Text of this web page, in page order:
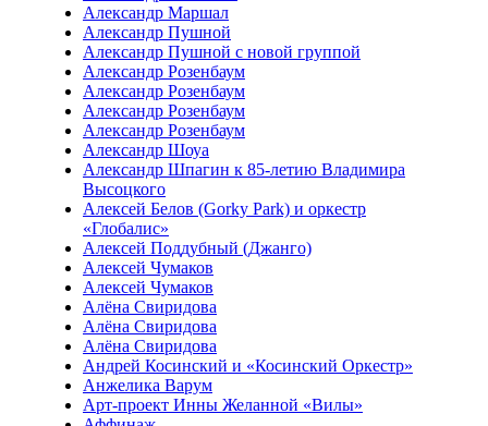
Александр Маршал
Александр Пушной
Александр Пушной с новой группой
Александр Розенбаум
Александр Розенбаум
Александр Розенбаум
Александр Розенбаум
Александр Шоуа
Александр Шпагин к 85-летию Владимира
Высоцкого
Алексей Белов (Gorky Park) и оркестр
«Глобалис»
Алексей Поддубный (Джанго)
Алексей Чумаков
Алексей Чумаков
Алёна Свиридова
Алёна Свиридова
Алёна Свиридова
Андрей Косинский и «Косинский Оркестр»
Анжелика Варум
Арт-проект Инны Желанной «Вилы»